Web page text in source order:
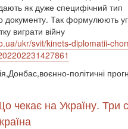
як дуже специфічний тип
документу. Так формулюють
виграти війну
ukr/svit/kinets-diplomatii-
політичні
чекає на Україну. Три